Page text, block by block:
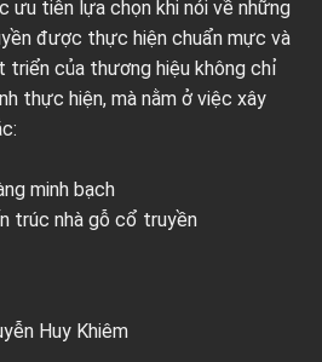
ưu tiên lựa chọn khi nói về những
được thực hiện chuẩn mực và
triển của thương hiệu không chỉ
thực hiện, mà nằm ở việc xây
minh bạch
trúc nhà gỗ cổ truyền
Huy Khiêm